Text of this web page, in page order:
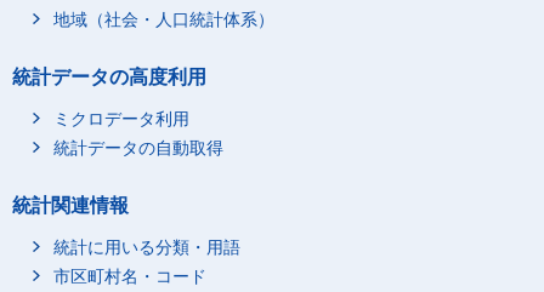
地域（社会・人口統計体系）
統計データの高度利用
ミクロデータ利用
統計データの自動取得
統計関連情報
統計に用いる分類・用語
市区町村名・コード